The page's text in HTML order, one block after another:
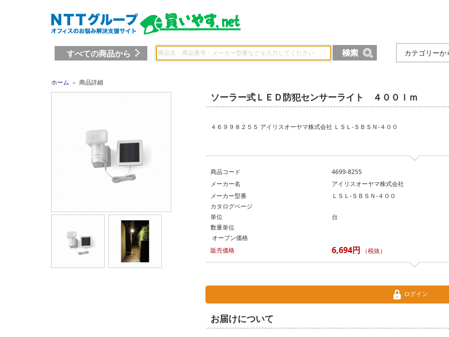
すべての商品から カテゴリーか
ホーム ＞ 商品詳細
ソーラー式ＬＥＤ防犯センサーライト ４００ｌｍ
４６９９８２５５ アイリスオーヤマ株式会社 ＬＳＬ‐ＳＢＳＮ‐４００
商品コード
4699-8255
メーカー名
アイリスオーヤマ株式会社
メーカー型番
ＬＳＬ‐ＳＢＳＮ‐４００
カタログページ
単位
台
数量単位
オープン価格
販売価格
6,694円 （税抜）
ログイン
お届けについて